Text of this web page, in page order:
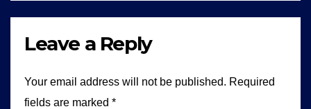
Leave a Reply
Your email address will not be published. Required
fields are marked *